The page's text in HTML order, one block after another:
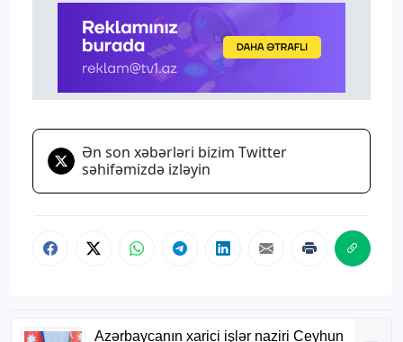
Ən son xəbərləri bizim Twitter
səhifəmizdə izləyin